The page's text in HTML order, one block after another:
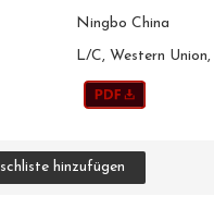
Ningbo China
L/C, Western
hinzufügen